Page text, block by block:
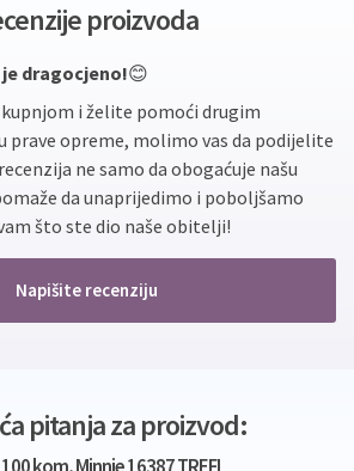
proizvoda
je dragocjeno!😊
i želite pomoći drugim
prave opreme, molimo vas da podijelite
ne samo da obogaćuje našu
da unaprijedimo i poboljšamo
što ste dio naše obitelji!
Napišite recenziju
pitanja za proizvod: